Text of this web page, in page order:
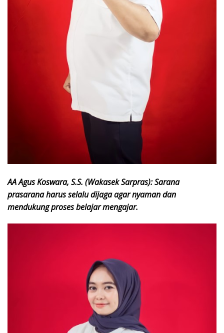
AA Agus Koswara, S.S. (Wakasek Sarpras): Sarana
prasarana harus selalu dijaga agar nyaman dan
mendukung proses belajar mengajar.